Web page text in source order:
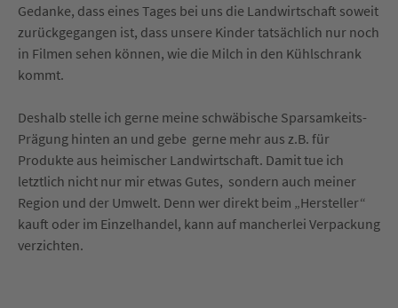
Gedanke, dass eines Tages bei uns die Landwirtschaft soweit
zurückgegangen ist, dass unsere Kinder tatsächlich nur noch
in Filmen sehen können, wie die Milch in den Kühlschrank
kommt.
Deshalb stelle ich gerne meine schwäbische Sparsamkeits-
Prägung hinten an und gebe gerne mehr aus z.B. für
Produkte aus heimischer Landwirtschaft. Damit tue ich
letztlich nicht nur mir etwas Gutes, sondern auch meiner
Region und der Umwelt. Denn wer direkt beim „Hersteller“
kauft oder im Einzelhandel, kann auf mancherlei Verpackung
verzichten.